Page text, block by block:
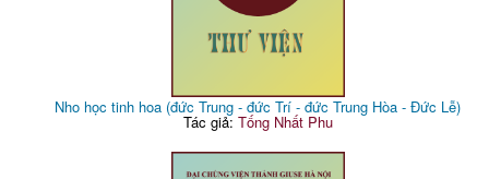
Nho học tinh hoa (đức Trung - đức Trí - đức Trung Hòa - Đức Lễ)
Tác giả: Tống Nhất Phu